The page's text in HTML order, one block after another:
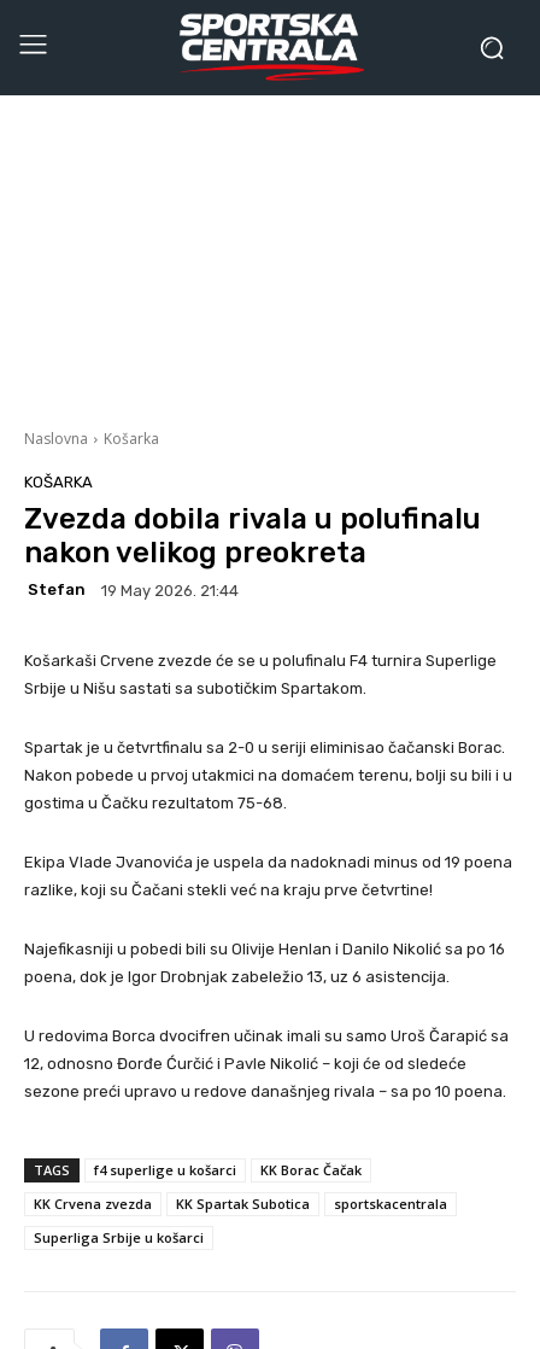
Naslovna Košarka
KOŠARKA
Zvezda dobila rivala u polufinalu
nakon velikog preokreta
Stefan 19 May 2026. 21:44
Košarkaši Crvene zvezde će se u polufinalu F4 turnira Superlige
Srbije u Nišu sastati sa subotičkim Spartakom.
Spartak je u četvrtfinalu sa 2-0 u seriji eliminisao čačanski Borac.
Nakon pobede u prvoj utakmici na domaćem terenu, bolji su bili i u
gostima u Čačku rezultatom 75-68.
Ekipa Vlade Jvanovića je uspela da nadoknadi minus od 19 poena
razlike, koji su Čačani stekli već na kraju prve četvrtine!
Najefikasniji u pobedi bili su Olivije Henlan i Danilo Nikolić sa po 16
poena, dok je Igor Drobnjak zabeležio 13, uz 6 asistencija.
U redovima Borca dvocifren učinak imali su samo Uroš Čarapić sa
12, odnosno Đorđe Ćurčić i Pavle Nikolić – koji će od sledeće
sezone preći upravo u redove današnjeg rivala – sa po 10 poena.
TAGS f4 superlige u košarci
KK Borac Čačak
KK Crvena zvezda
KK Spartak Subotica
sportskacentrala
Superliga Srbije u košarci